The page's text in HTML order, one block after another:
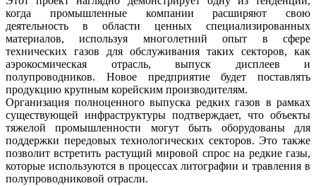
когда промышленные компании расширяют свою
деятельность в области ценных специализированных
материалов, используя многолетний опыт в сфере
технических газов для обслуживания таких секторов, как
аэрокосмическая отрасль, выпуск дисплеев и
полупроводников. Новое предприятие будет поставлять
продукцию крупным корейским производителям.
Организация полноценного выпуска редких газов в рамках
существующей инфраструктуры подтверждает, что объекты
тяжелой промышленности могут быть оборудованы для
поддержки передовых технологических секторов. Это также
позволит встретить растущий мировой спрос на редкие газы,
которые используются в процессах литографии и травления в
полупроводниковой отрасли.